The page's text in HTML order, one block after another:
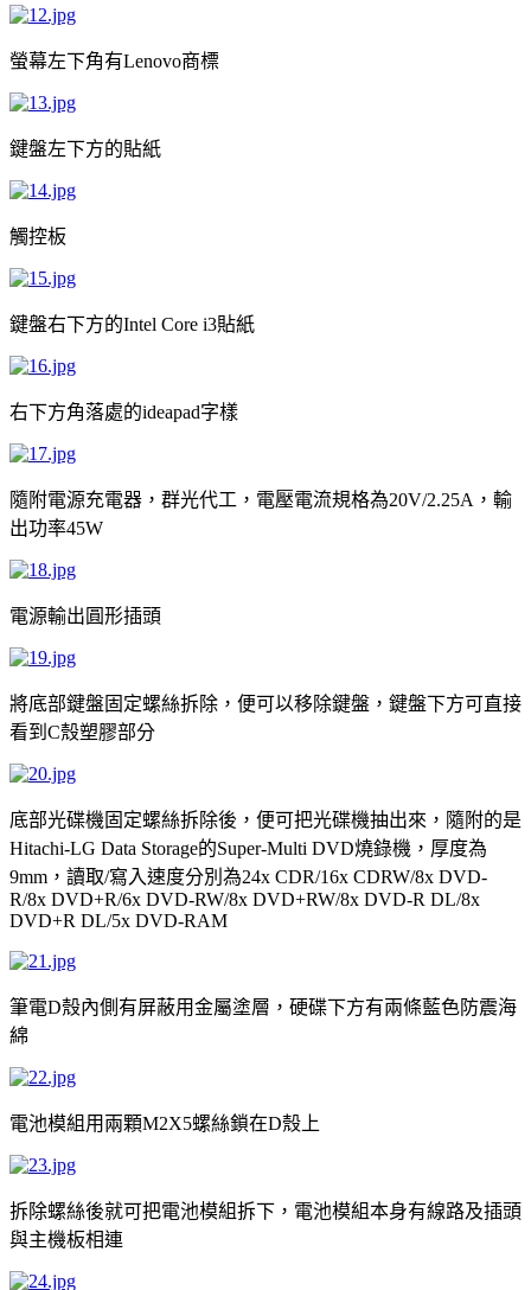
螢幕左下角有Lenovo商標
鍵盤左下方的貼紙
觸控板
鍵盤右下方的Intel Core i3貼紙
右下方角落處的ideapad字樣
隨附電源充電器，群光代工，電壓電流規格為20V/2.25A ，輸
出功率45W
電源輸出圓形插頭
將底部鍵盤固定螺絲拆除，便可以移除鍵盤，鍵盤下方可直接
看到C殼塑膠部分
底部光碟機固定螺絲拆除後，便可把光碟機抽出來，隨附的是
Hitachi-LG Data Storage的Super-Multi DVD燒錄機，厚度為
9mm ，讀取/寫入速度分別為24x CDR/16x CDRW/8x DVD-
R/8x DVD+R/6x DVD-RW/8x DVD+RW/8x DVD-R DL/8x
DVD+R DL/5x DVD-RAM
筆電D殼內側有屏蔽用金屬塗層，硬碟下方有兩條藍色防震海
綿
電池模組用兩顆M2X5螺絲鎖在D殼上
拆除螺絲後就可把電池模組拆下，電池模組本身有線路及插頭
與主機板相連